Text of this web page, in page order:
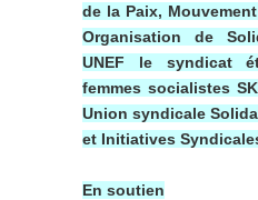
de la Paix,
Organisation de
UNEF le syndicat
femmes socialistes
Union syndicale
et Initiatives
En soutien